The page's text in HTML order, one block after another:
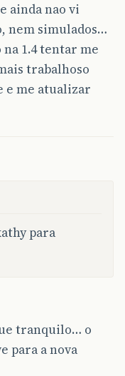
ainda nao vi
nem simulados…
1.4 tentar me
trabalhoso
e me atualizar
para
tranquilo… o
para a nova